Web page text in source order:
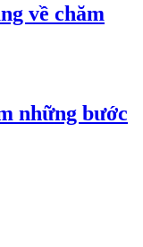
về chăm
những bước